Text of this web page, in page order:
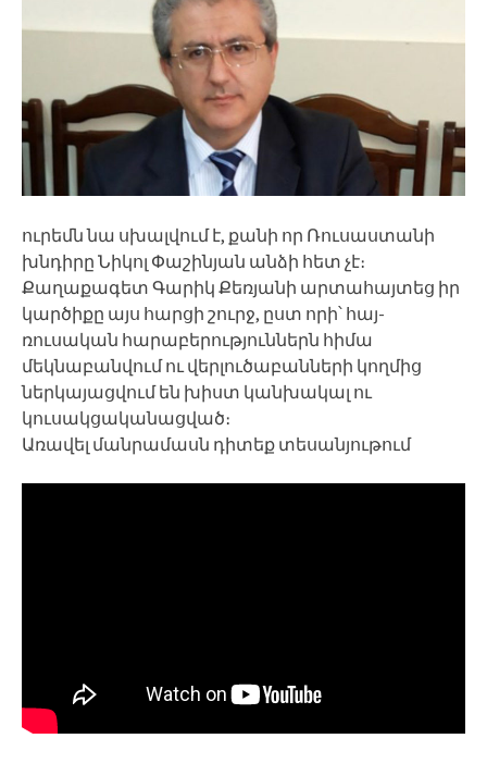
ուրեմն նա սխալվում է, քանի որ Ռուսաստանի
խնդիրը Նիկոլ Փաշինյան անձի հետ չէ։
Քաղաքագետ Գարիկ Քեռյանի արտահայտեց իր
կարծիքը այս հարցի շուրջ, ըստ որի՝ հայ-
ռուսական հարաբերություններն հիմա
մեկնաբանվում ու վերլուծաբանների կողմից
ներկայացվում են խիստ կանխակալ ու
կուսակցականացված։
Առավել մանրամասն դիտեք տեսանյութում